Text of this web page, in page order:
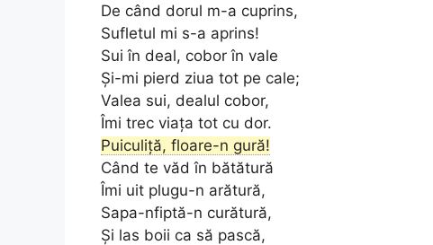
De când dorul m-a cuprins,
Sufletul mi s-a aprins!
Sui în deal, cobor în vale
Și-mi pierd ziua tot pe cale;
Valea sui, dealul cobor,
Îmi trec viața tot cu dor.
Puiculiță, floare-n gură!
Când te văd în bătătură
Îmi uit plugu-n arătură,
Sapa-nfiptă-n curătură,
Și las boii ca să pască,